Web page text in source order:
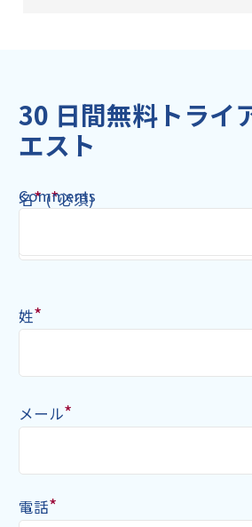
30 日間無料トライ
エスト
Comments
名*(*必須)
姓*
メール*
電話*